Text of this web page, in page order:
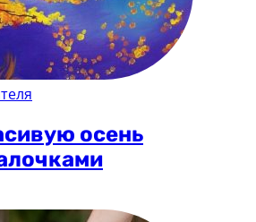
осень